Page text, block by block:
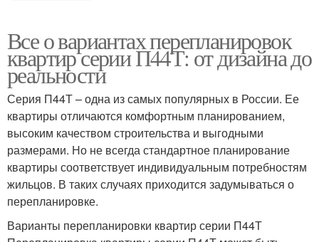
Все о вариантах перепланировок
квартир серии П44Т: от дизайна до
реальности
Серия П44Т – одна из самых популярных в России. Ее
квартиры отличаются комфортным планированием,
высоким качеством строительства и выгодными
размерами. Но не всегда стандартное планирование
квартиры соответствует индивидуальным потребностям
жильцов. В таких случаях приходится задумываться о
перепланировке.
Варианты перепланировки квартир серии П44Т